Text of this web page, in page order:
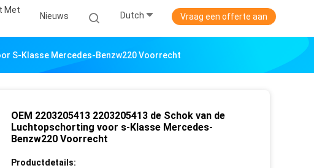
Met
Nieuws Dutch Vraag een offerte aan
S-Klasse Mercedes-Benzw220 Voorrecht
OEM 2203205413 2203205413 de Schok van de
Luchtopschorting voor s-Klasse Mercedes-
Benzw220 Voorrecht
Productdetails: